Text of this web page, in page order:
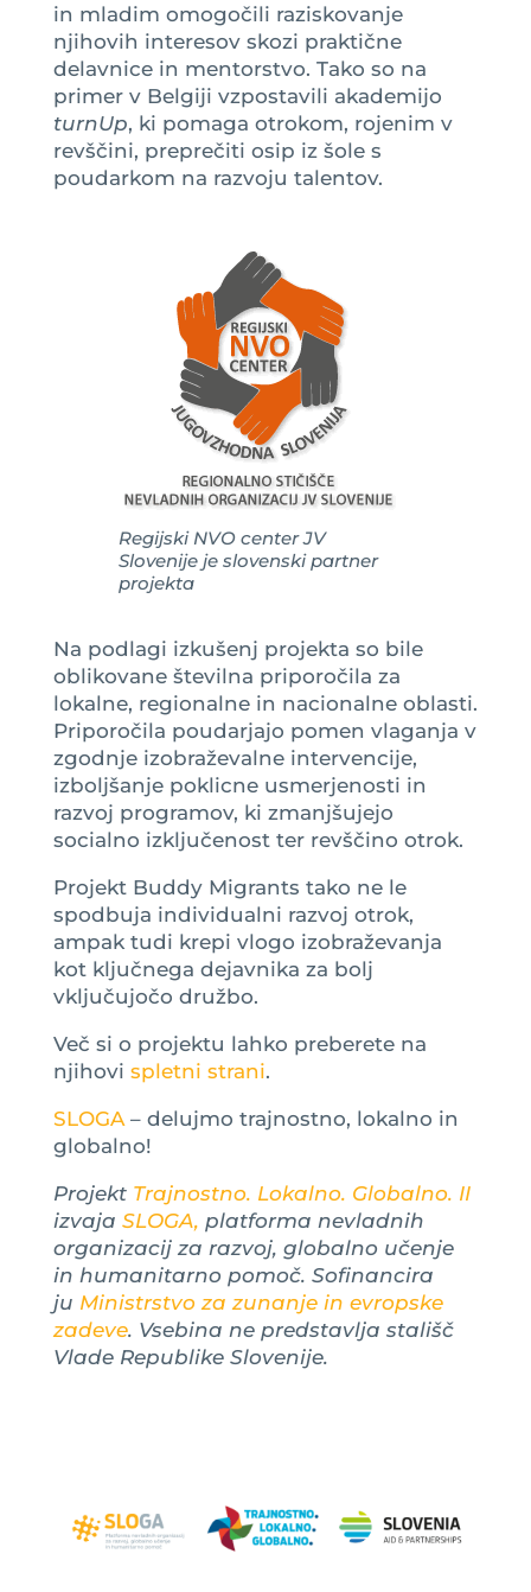
in mladim omogočili raziskovanje
njihovih interesov skozi praktične
delavnice in mentorstvo. Tako so na
primer v Belgiji vzpostavili akademijo
turnUp, ki pomaga otrokom, rojenim v
revščini, preprečiti osip iz šole s
poudarkom na razvoju talentov.
Regijski NVO center JV
Slovenije je slovenski partner
projekta
Na podlagi izkušenj projekta so bile
oblikovane številna priporočila za
lokalne, regionalne in nacionalne oblasti.
Priporočila poudarjajo pomen vlaganja v
zgodnje izobraževalne intervencije,
izboljšanje poklicne usmerjenosti in
razvoj programov, ki zmanjšujejo
socialno izključenost ter revščino otrok.
Projekt Buddy Migrants tako ne le
spodbuja individualni razvoj otrok,
ampak tudi krepi vlogo izobraževanja
kot ključnega dejavnika za bolj
vključujočo družbo.
Več si o projektu lahko preberete na
njihovi spletni strani.
SLOGA– delujmo trajnostno, lokalno in
globalno!
Projekt Trajnostno. Lokalno. Globalno. II
izvaja SLOGA, platforma nevladnih
organizacij za razvoj, globalno učenje
in humanitarno pomoč. Sofinancira
ju Ministrstvo za zunanje in evropske
zadeve. Vsebina ne predstavlja stališč
Vlade Republike Slovenije.